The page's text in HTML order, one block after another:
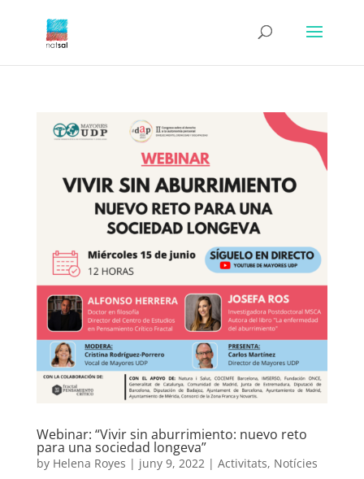
Webinar: “Vivir sin aburrimiento: nuevo reto
para una sociedad longeva”
by Helena Royes | juny 9, 2022| Activitats, Notícies